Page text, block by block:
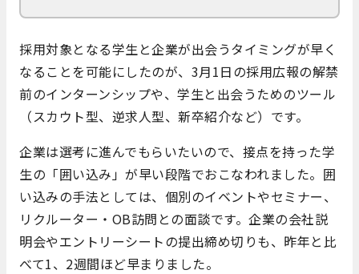
採用対象となる学生と企業が出会うタイミングが早く
なることを可能にしたのが、3月1日の採用広報の解禁
前のインターンシップや、学生と出会うためのツール
（スカウト型、逆求人型、新卒紹介など）です。
企業は選考に進んでもらいたいので、接点を持った学
生の「囲い込み」が早い段階でおこなわれました。囲
い込みの手法としては、個別のイベントやセミナー、
リクルーター・OB訪問との面談です。企業の会社説
明会やエントリーシートの提出締め切りも、昨年と比
べて1、2週間ほど早まりました。